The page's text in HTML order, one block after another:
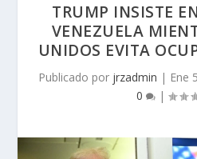
TRUMP INSISTE
VENEZUELA
UNIDOS EVITA
Publicado por jrzadmin | Ene
0
|